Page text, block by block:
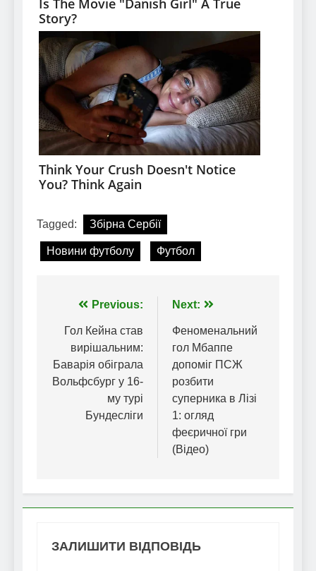
Tagged: Збірна Сербії
Новини футболу Футбол
Навігація
записів
Previous:
Гол Кейна став
вирішальним:
Баварія обіграла
Вольфсбург у 16-
му турі
Бундесліги
Next:
Феноменальний
гол Мбаппе
допоміг ПСЖ
розбити
суперника в Лізі
1: огляд
феєричної гри
(Відео)
ЗАЛИШИТИ ВІДПОВІДЬ